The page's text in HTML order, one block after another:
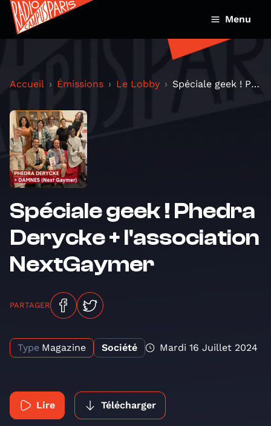
Menu
Accueil Émissions Le Lobby Spéciale geek ! Phedra Derycke + l'association Nex...
Spéciale geek ! Phedra
Derycke + l'association
NextGaymer
PARTAGER
Type Magazine Société Mardi 16 Juillet 2024
Lire Télécharger